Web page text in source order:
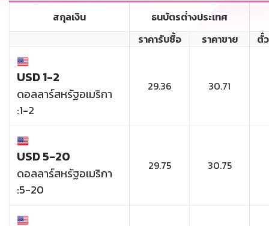
สกุลเงิน
ธนบัตรต่่างประเทศ
ราคารับซื้อ
ราคาขาย ตั๋
USD 1-2
ดอลลาร์สหรัฐอเมริกา
:1-2
29.36 30.71
USD 5-20
ดอลลาร์สหรัฐอเมริกา
:5-20
29.75 30.75